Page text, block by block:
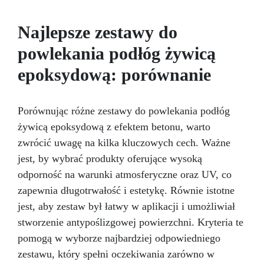
uzyskania pożądanego efektu marmurowego.
Wynikiem jest piękna powierzchnia, odporna na
wodę, ciepło i zadrapania, która wzbogaca
wnętrze o ponadczasowy akcent i klasę.
dziedzińców, magazynów i placów – odporna na
ekstremalne temperatury i środki chemiczne.
Najlepsze zestawy do
powlekania podłóg żywicą
epoksydową: porównanie
Porównując różne zestawy do powlekania podłóg
żywicą epoksydową z efektem betonu, warto
zwrócić uwagę na kilka kluczowych cech. Ważne
jest, by wybrać produkty oferujące wysoką
odporność na warunki atmosferyczne oraz UV, co
zapewnia długotrwałość i estetykę. Równie istotne
jest, aby zestaw był łatwy w aplikacji i umożliwiał
stworzenie antypoślizgowej powierzchni. Kryteria te
pomogą w wyborze najbardziej odpowiedniego
zestawu, który spełni oczekiwania zarówno w